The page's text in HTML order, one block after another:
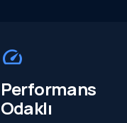
speed
Performans
Odaklı